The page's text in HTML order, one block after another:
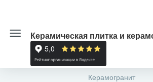
Керамическая плитка и
Керамогранит